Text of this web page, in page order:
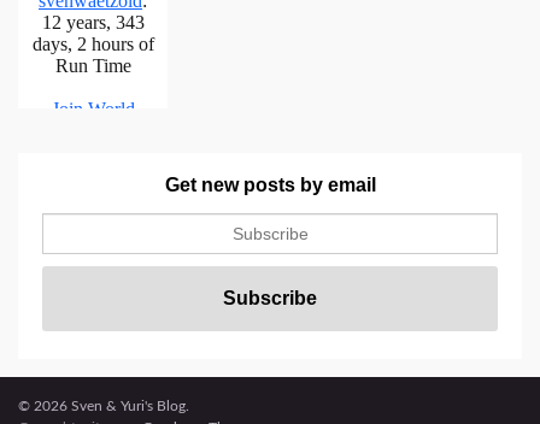
Get new posts by email
© 2026 Sven & Yuri's Blog.